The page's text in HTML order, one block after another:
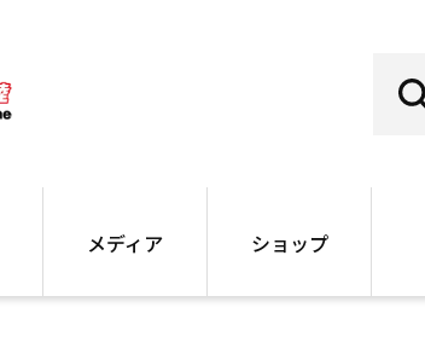
メディア ショップ